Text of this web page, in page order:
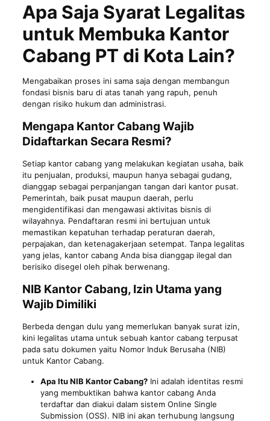
Apa Saja Syarat Legalitas
untuk Membuka Kantor
Cabang PT di Kota Lain?
Mengabaikan proses ini sama saja dengan membangun
fondasi bisnis baru di atas tanah yang rapuh, penuh
dengan risiko hukum dan administrasi.
Mengapa Kantor Cabang Wajib
Didaftarkan Secara Resmi?
Setiap kantor cabang yang melakukan kegiatan usaha, baik
itu penjualan, produksi, maupun hanya sebagai gudang,
dianggap sebagai perpanjangan tangan dari kantor pusat.
Pemerintah, baik pusat maupun daerah, perlu
mengidentifikasi dan mengawasi aktivitas bisnis di
wilayahnya. Pendaftaran resmi ini bertujuan untuk
memastikan kepatuhan terhadap peraturan daerah,
perpajakan, dan ketenagakerjaan setempat. Tanpa legalitas
yang jelas, kantor cabang Anda bisa dianggap ilegal dan
berisiko disegel oleh pihak berwenang.
NIB Kantor Cabang, Izin Utama yang
Wajib Dimiliki
Berbeda dengan dulu yang memerlukan banyak surat izin,
kini legalitas utama untuk sebuah kantor cabang terpusat
pada satu dokumen yaitu Nomor Induk Berusaha (NIB)
untuk Kantor Cabang.
Apa Itu NIB Kantor Cabang?Ini adalah identitas resmi
yang membuktikan bahwa kantor cabang Anda
terdaftar dan diakui dalam sistem Online Single
Submission (OSS). NIB ini akan terhubung langsung